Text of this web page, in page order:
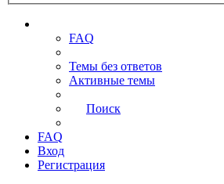
FAQ
Темы без ответов
Активные темы
Поиск
FAQ
Вход
Регистрация